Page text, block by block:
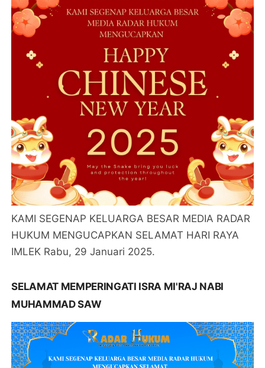
KAMI SEGENAP KELUARGA BESAR MEDIA RADAR
HUKUM MENGUCAPKAN SELAMAT HARI RAYA
IMLEK Rabu, 29 Januari 2025.
SELAMAT MEMPERINGATI ISRA MI'RAJ NABI
MUHAMMAD SAW